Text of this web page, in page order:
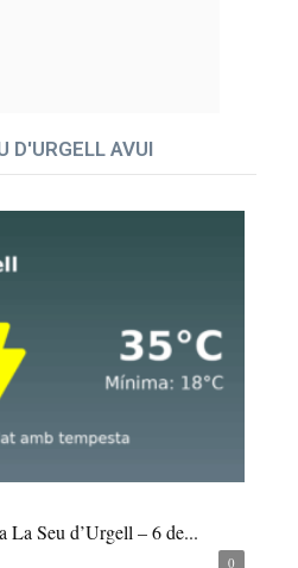
D'URGELL AVUI
La Seu d’Urgell – 6 de...
0